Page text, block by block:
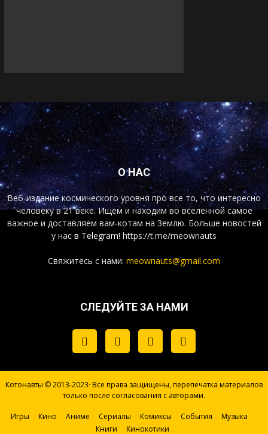
О НАС
Веб-издание космического уровня про все то, что интересно
человеку в 21 веке. Ищем и находим во вселенной самое
важное и доставляем вам-котам на Землю. Больше новостей
у нас в Telegram! https://t.me/meownauts
Свяжитесь с нами: meownauts@gmail.com
СЛЕДУЙТЕ ЗА НАМИ
Котонавты © 2013-2023· Все права защищены, перепечатка материалов
только после согласования с авторами.
Игры Кино Аниме Сериалы Комиксы События
Музыка
Книги
Кинокотики